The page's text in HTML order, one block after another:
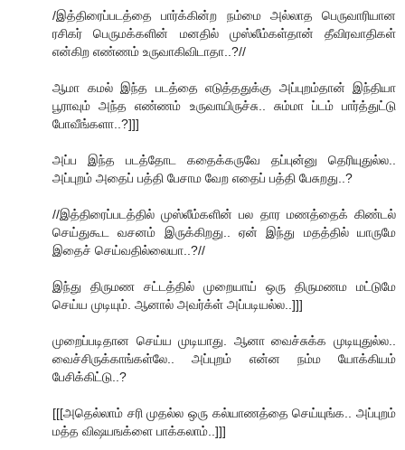
/இத்திரைப்படத்தை பார்க்கின்ற நம்மை அல்லாத பெருவாரியான
ரசிகர் பெருமக்களின் மனதில் முஸ்லீம்கள்தான் தீவிரவாதிகள்
என்கிற எண்ணம் உருவாகிவிடாதா..?//
ஆமா கமல் இந்த படத்தை எடுத்ததுக்கு அப்புறம்தான் இந்தியா
பூராவும் அந்த எண்ணம் உருவாயிருச்சு.. சும்மா ப்டம் பார்த்துட்டு
போவீங்களா..?]]]
அப்ப இந்த படத்தோட கதைக்கருவே தப்புன்னு தெரியுதுல்ல..
அப்புறம் அதைப் பத்தி பேசாம வேற எதைப் பத்தி பேசுறது..?
//இத்திரைப்படத்தில் முஸ்லீம்களின் பல தார மணத்தைக் கிண்டல்
செய்துகூட வசனம் இருக்கிறது.. ஏன் இந்து மதத்தில் யாருமே
இதைச் செய்வதில்லையா..?//
இந்து திருமண சட்டத்தில் முறையாய் ஒரு திருமணம மட்டுமே
செய்ய முடியும். ஆனால் அவர்க்ள் அப்படியல்ல..]]]
முறைப்படிதான செய்ய முடியாது. ஆனா வைச்சுக்க முடியுதுல்ல..
வைச்சிருக்காங்கள்லே.. அப்புறம் என்ன நம்ம யோக்கியம்
பேசிக்கிட்டு..?
[[[அதெல்லாம் சரி முதல்ல ஒரு கல்யாணத்தை செய்யுங்க.. அப்புறம்
மத்த விஷயஙக்ளை பாக்கலாம்..]]]